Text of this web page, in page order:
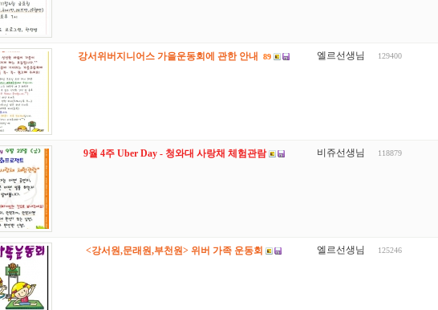
강서위버지니어스 가을운동회에 관한 안내 89 엘르선생님 129400
9월 4주 Uber Day - 청와대 사랑채 체험관람 비쥬선생님 118879
<강서원,문래원,부천원> 위버 가족 운동회 엘르선생님 125246